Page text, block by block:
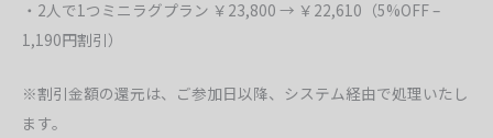
・2人で1つミニラグプラン ￥23,800 → ￥22,610（5%OFF –
1,190円割引）
※割引金額の還元は、ご参加日以降、システム経由で処理いたし
ます。